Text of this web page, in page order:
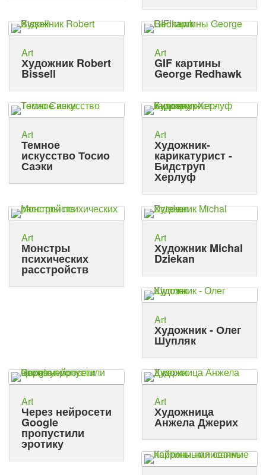
Art
Художник Robert
Bissell
Art
GIF картины
George Redhawk
Art
Темное
искусство Тосио
Саэки
Art
Художник-
карикатурист -
Бидструп
Херлуф
Art
Монстры
психических
расстройств
Art
Художник Michal
Dziekan
Art
Художник - Олег
Шупляк
Art
Через нейросети
Google
пропустили
эротику
Art
Художница
Анжела Джерих